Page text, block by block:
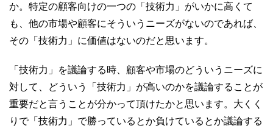
か。特定の顧客向けの一つの「技術力」がいかに高くて
も、他の市場や顧客にそういうニーズがないのであれば、
その「技術力」に価値はないのだと思います。
「技術力」を議論する時、顧客や市場のどういうニーズに
対して、どういう「技術力」が高いのかを議論することが
重要だと言うことが分かって頂けたかと思います。大くく
りで「技術力」で勝っているとか負けているとか議論する